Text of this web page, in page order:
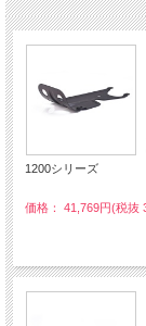
1200シリーズ
価格： 41,769円(税抜